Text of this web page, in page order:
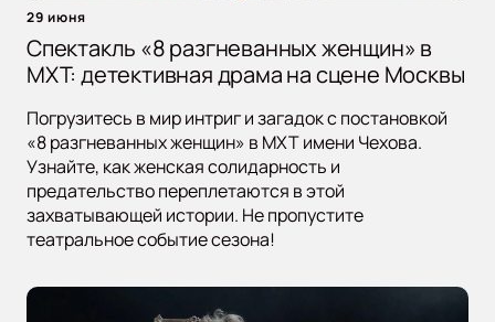
29 июня
Спектакль «8 разгневанных женщин» в
МХТ: детективная драма на сцене Москвы
Погрузитесь в мир интриг и загадок с постановкой
«8 разгневанных женщин» в МХТ имени Чехова.
Узнайте, как женская солидарность и
предательство переплетаются в этой
захватывающей истории. Не пропустите
театральное событие сезона!